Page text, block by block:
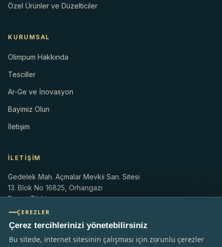
Özel Ürünler ve Düzelticiler
KURUMSAL
Olimpum Hakkında
Tesciller
Ar-Ge ve İnovasyon
Bayimiz Olun
İletişim
İLETIŞIM
Gedelek Mah. Açmalar Mevkii San. Sitesi
13. Blok No 16825, Orhangazi
Bursa, Türkiye
info@olimpum.com
olimpum.com.tr
+90 224 586 01 83
ÇEREZLER
Çerez tercihlerinizi yönetebilirsiniz
Bu sitede, internet sitesinin çalışması için zorunlu çerezler